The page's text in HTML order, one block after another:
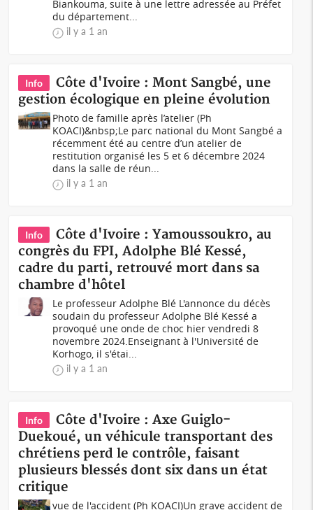
Biankouma, suite à une lettre adressée au Préfet
du département...
il y a 1 an
Info
Côte d'Ivoire : Mont Sangbé, une
gestion écologique en pleine évolution
Photo de famille après l’atelier (Ph
KOACI)&nbsp;Le parc national du Mont Sangbé a
récemment été au centre d’un atelier de
restitution organisé les 5 et 6 décembre 2024
dans la salle de réun...
il y a 1 an
Info
Côte d'Ivoire : Yamoussoukro, au
congrès du FPI, Adolphe Blé Kessé,
cadre du parti, retrouvé mort dans sa
chambre d'hôtel
Le professeur Adolphe Blé L'annonce du décès
soudain du professeur Adolphe Blé Kessé a
provoqué une onde de choc hier vendredi 8
novembre 2024.Enseignant à l'Université de
Korhogo, il s'étai...
il y a 1 an
Info
Côte d'Ivoire : Axe Guiglo-
Duekoué, un véhicule transportant des
chrétiens perd le contrôle, faisant
plusieurs blessés dont six dans un état
critique
vue de l'accident (Ph KOACI)Un grave accident de